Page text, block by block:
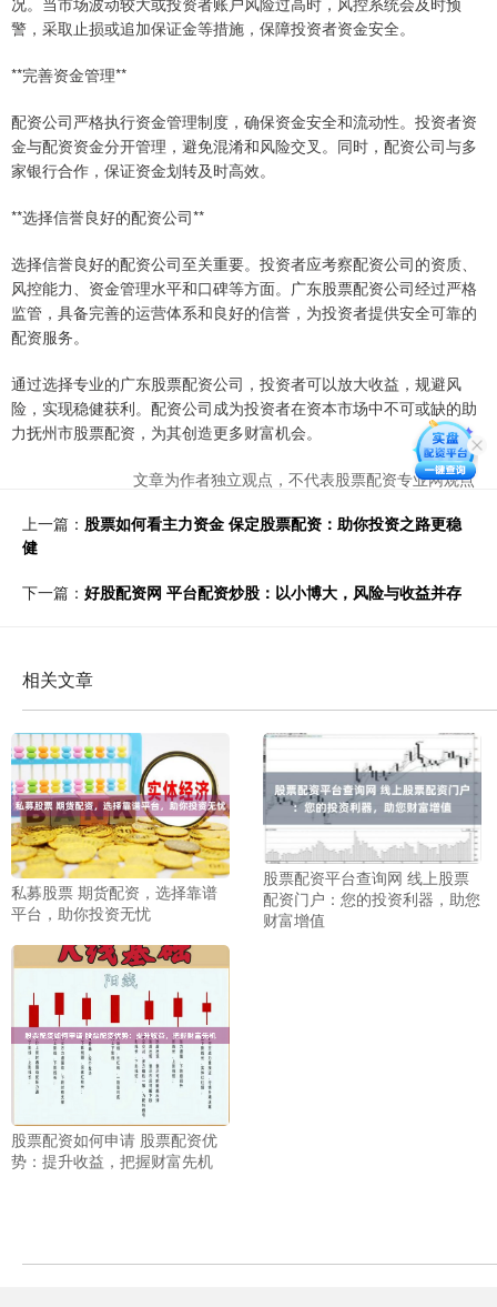
警，采取止损或追加保证金等措施，保障投资者资金安全。
**完善资金管理**
配资公司严格执行资金管理制度，确保资金安全和流动性。投资者资
金与配资资金分开管理，避免混淆和风险交叉。同时，配资公司与多
家银行合作，保证资金划转及时高效。
**选择信誉良好的配资公司**
选择信誉良好的配资公司至关重要。投资者应考察配资公司的资质、
风控能力、资金管理水平和口碑等方面。广东股票配资公司经过严格
监管，具备完善的运营体系和良好的信誉，为投资者提供安全可靠的
配资服务。
通过选择专业的广东股票配资公司，投资者可以放大收益，规避风
险，实现稳健获利。配资公司成为投资者在资本市场中不可或缺的助
力抚州市股票配资，为其创造更多财富机会。
文章为作者独立观点，不代表股票配资专业网观点
上一篇： 股票如何看主力资金 保定股票配资：助你投资之路更稳
健
下一篇： 好股配资网 平台配资炒股：以小博大，风险与收益并存
相关文章
私募股票 期货配资，选择靠谱
平台，助你投资无忧
股票配资平台查询网 线上股票
配资门户：您的投资利器，助您
财富增值
股票配资如何申请 股票配资优
势：提升收益，把握财富先机